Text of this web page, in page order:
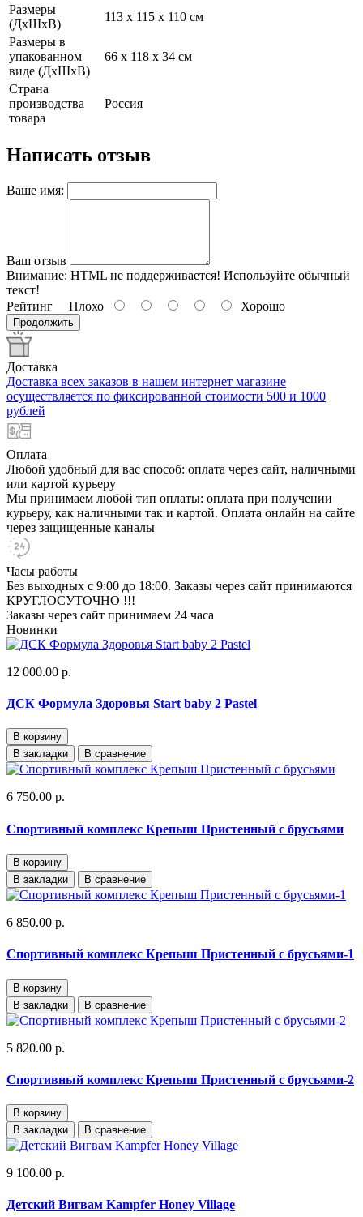
Размеры
(ДхШхВ)
113 х 115 х 110 см
Размеры в
упакованном
виде (ДхШхВ)
66 х 118 х 34 см
Страна
производства
товара
Россия
Написать отзыв
Ваше имя:
Ваш отзыв
Внимание: HTML не поддерживается! Используйте обычный
текст!
Рейтинг Плохо Хорошо
Продолжить
Доставка
Доставка всех заказов в нашем интернет магазине
осуществляется по фиксированной стоимости 500 и 1000
рублей
Оплата
Любой удобный для вас способ: оплата через сайт, наличными
или картой курьеру
Мы принимаем любой тип оплаты: оплата при получении
курьеру, как наличными так и картой. Оплата онлайн на сайте
через защищенные каналы
Часы работы
Без выходных с 9:00 до 18:00. Заказы через сайт принимаются
КРУГЛОСУТОЧНО !!!
Заказы через сайт принимаем 24 часа
Новинки
12 000.00 р.
ДСК Формула Здоровья Start baby 2 Pastel
В корзину
В закладки
В сравнение
6 750.00 р.
Спортивный комплекс Крепыш Пристенный с брусьями
В корзину
В закладки
В сравнение
6 850.00 р.
Спортивный комплекс Крепыш Пристенный с брусьями-1
В корзину
В закладки
В сравнение
5 820.00 р.
Спортивный комплекс Крепыш Пристенный с брусьями-2
В корзину
В закладки
В сравнение
9 100.00 р.
Детский Вигвам Kampfer Honey Village